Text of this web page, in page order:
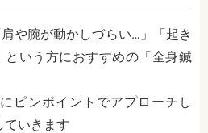
や腕が動かしづらい…」「起き
いう方におすすめの「全身鍼
ピンポイントでアプローチし
ていきます